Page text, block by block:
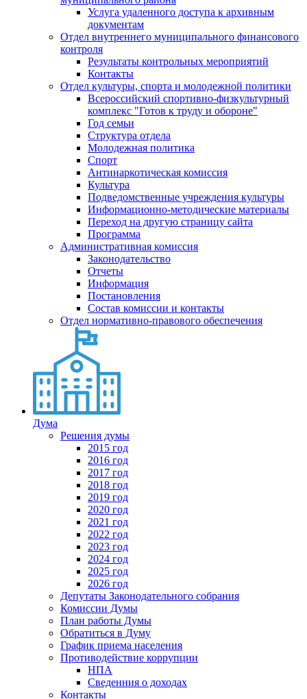
Услуга удаленного доступа к архивным
документам
Отдел внутреннего муниципального финансового
контроля
Результаты контрольных мероприятий
Контакты
Отдел культуры, спорта и молодежной политики
Всероссийский спортивно-физкультурный
комплекс "Готов к труду и обороне"
Год семьи
Структура отдела
Молодежная политика
Спорт
Антинаркотическая комиссия
Культура
Подведомственные учреждения культуры
Информационно-методические материалы
Переход на другую страницу сайта
Программа
Административная комиссия
Законодательство
Отчеты
Информация
Постановления
Состав комиссии и контакты
Отдел нормативно-правового обеспечения
Дума
Решения думы
2015 год
2016 год
2017 год
2018 год
2019 год
2020 год
2021 год
2022 год
2023 год
2024 год
2025 год
2026 год
Депутаты Законодательного собрания
Комиссии Думы
План работы Думы
Обратиться в Думу
График приема населения
Противодействие коррупции
НПА
Сведенния о доходах
Контакты